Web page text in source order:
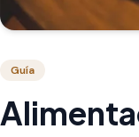
Guía